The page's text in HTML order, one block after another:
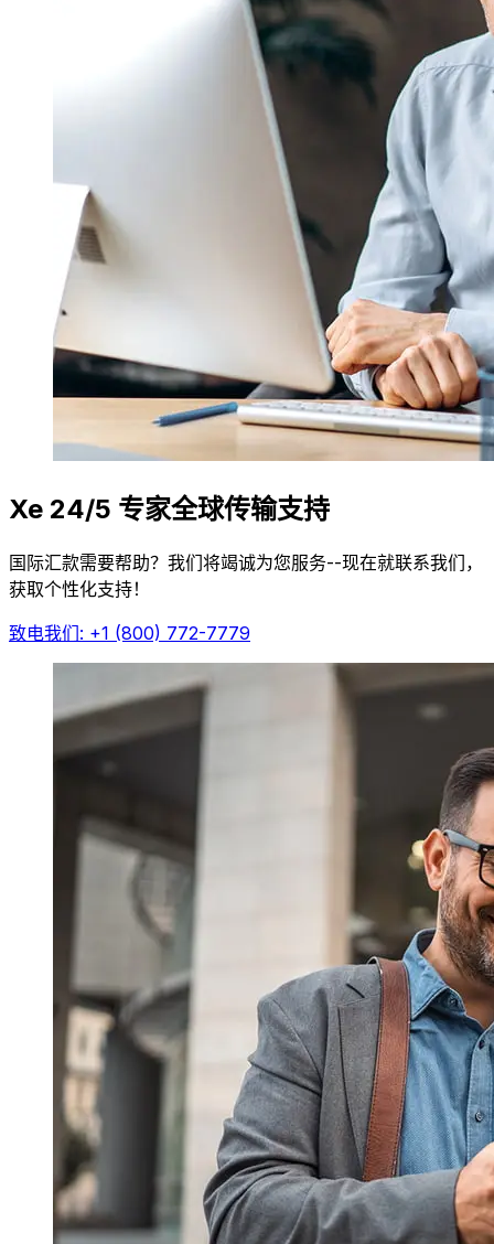
Xe 24/5 专家全球传输支持
国际汇款需要帮助？我们将竭诚为您服务--现在就联系我们，
获取个性化支持！
致电我们: +1 (800) 772-7779